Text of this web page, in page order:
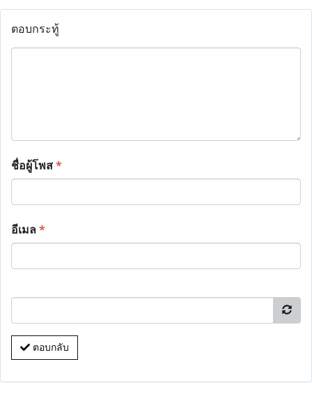
ตอบกระทู้
ชื่อผู้โพส*
อีเมล*
ตอบกลับ